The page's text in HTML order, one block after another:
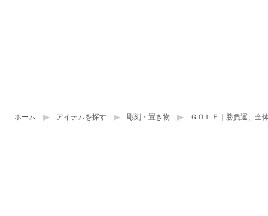
ホーム アイテムを探す 彫刻・置き物 ＧＯＬＦ｜勝負運、全